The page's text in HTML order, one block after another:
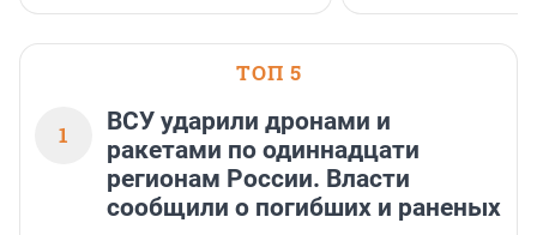
застройщик
области».
ТОП 5
1
ВСУ ударили дронами и
ракетами по одиннадцати
регионам России. Власти
сообщили о погибших и раненых